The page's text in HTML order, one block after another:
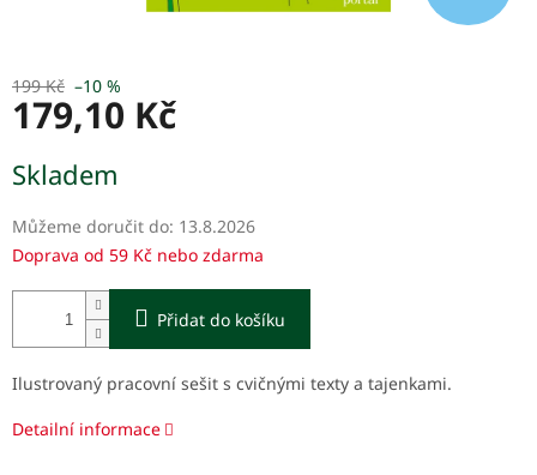
199 Kč –10 %
179,10 Kč
cena:
Skladem
Můžeme doručit do: 13.8.2026
Doprava od 59 Kč nebo zdarma
Přidat do košíku
Ilustrovaný pracovní sešit s cvičnými texty a tajenkami.
Detailní informace